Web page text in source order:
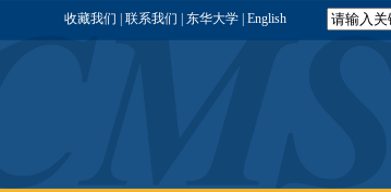
收藏我们 | 联系我们 | 东华大学 | English